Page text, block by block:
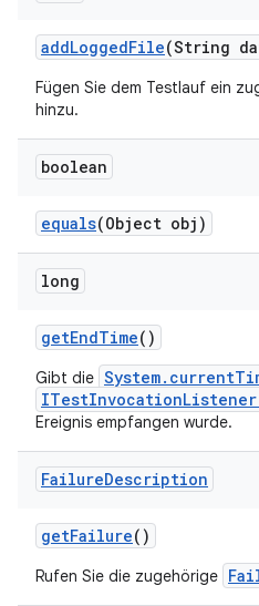
addLoggedFile(String
Fügen Sie dem Testlauf ein
hinzu.
boolean
equals(Object obj)
long
getEndTime()
Gibt die
Ereignis empfangen wurde.
FailureDescription
getFailure()
Rufen Sie die zugehörige